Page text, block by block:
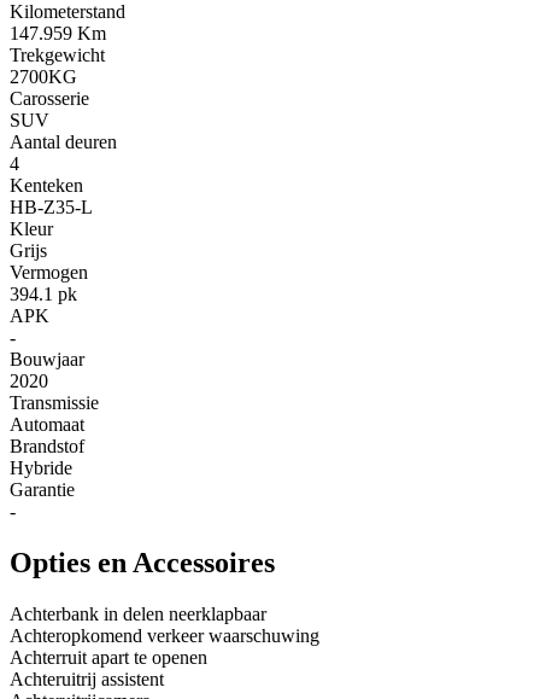
Kilometerstand
147.959 Km
Trekgewicht
2700KG
Carosserie
SUV
Aantal deuren
4
Kenteken
HB-Z35-L
Kleur
Grijs
Vermogen
394.1 pk
APK
-
Bouwjaar
2020
Transmissie
Automaat
Brandstof
Hybride
Garantie
-
Opties en Accessoires
Achterbank in delen neerklapbaar
Achteropkomend verkeer waarschuwing
Achterruit apart te openen
Achteruitrij assistent